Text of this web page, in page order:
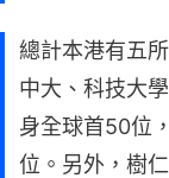
總計本港有五
中大、科技大
身全球首50位
位。另外，樹